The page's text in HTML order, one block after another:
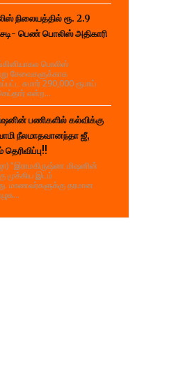
நிலையத்தில் ரூ. 2.9
பெண் பொலிஸ் அதிகாரி
பொலிஸ்
சேவைகளுக்காக
சுமார் 290,000 ரூபாய்
என்ற...
பணிகளில் கல்விக்கு
நீலமாதவானந்தா ஜீ,
"இராமகிருஷ்ண மிஷனின்
முக்கிய இடம்
மாணவர்களுக்கு தரமான